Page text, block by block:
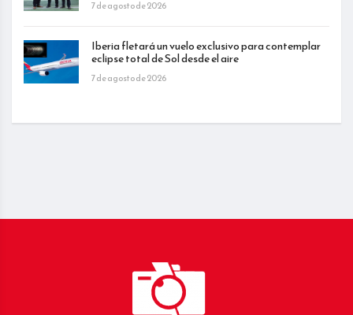
7 de agosto de 2026
Iberia fletará un vuelo exclusivo para contemplar
eclipse total de Sol desde el aire
7 de agosto de 2026